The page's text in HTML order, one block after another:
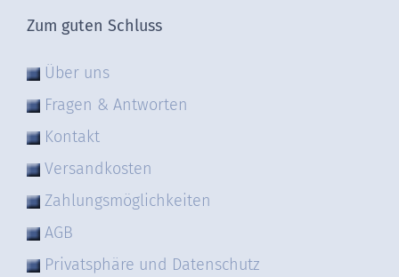
Zum guten Schluss
Über uns
Fragen & Antworten
Kontakt
Versandkosten
Zahlungsmöglichkeiten
AGB
Privatsphäre und Datenschutz